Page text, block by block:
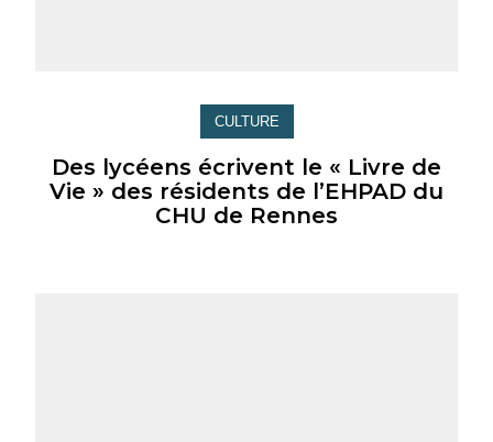
CULTURE
Des lycéens écrivent le « Livre de
Vie » des résidents de l’EHPAD du
CHU de Rennes